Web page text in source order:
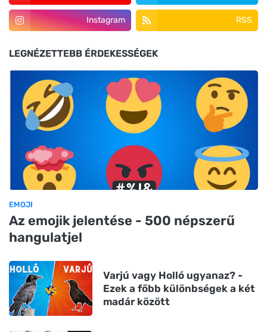
Instagram RSS
LEGNÉZETTEBB ÉRDEKESSÉGEK
EMOJI
Az emojik jelentése - 500 népszerű
hangulatjel
Varjú vagy Holló ugyanaz? -
Ezek a főbb különbségek a két
madár között